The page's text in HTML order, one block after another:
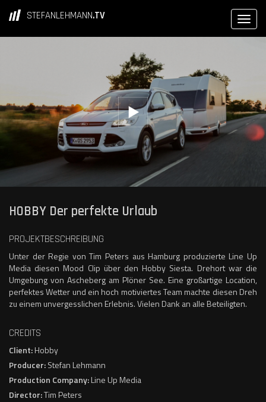
STEFANLEHMANN.TV
HOBBY Der perfekte Urlaub
PROJEKTBESCHREIBUNG
Unter der Regie von Tim Peters aus Hamburg produzierte Line Up
Media diesen Mood Clip über den Hobby Siesta. Drehort war die
Umgebung von Ascheberg am Plöner See. Eine großartige Location,
perfektes Wetter und ein hoch motiviertes Team machte diesen Dreh
zu einem unvergesslichen Erlebnis. Vielen Dank an alle Beteiligten.
CREDITS
Client:Hobby
Producer:Stefan Lehmann
Production Company:Line Up Media
Director:Tim Peters